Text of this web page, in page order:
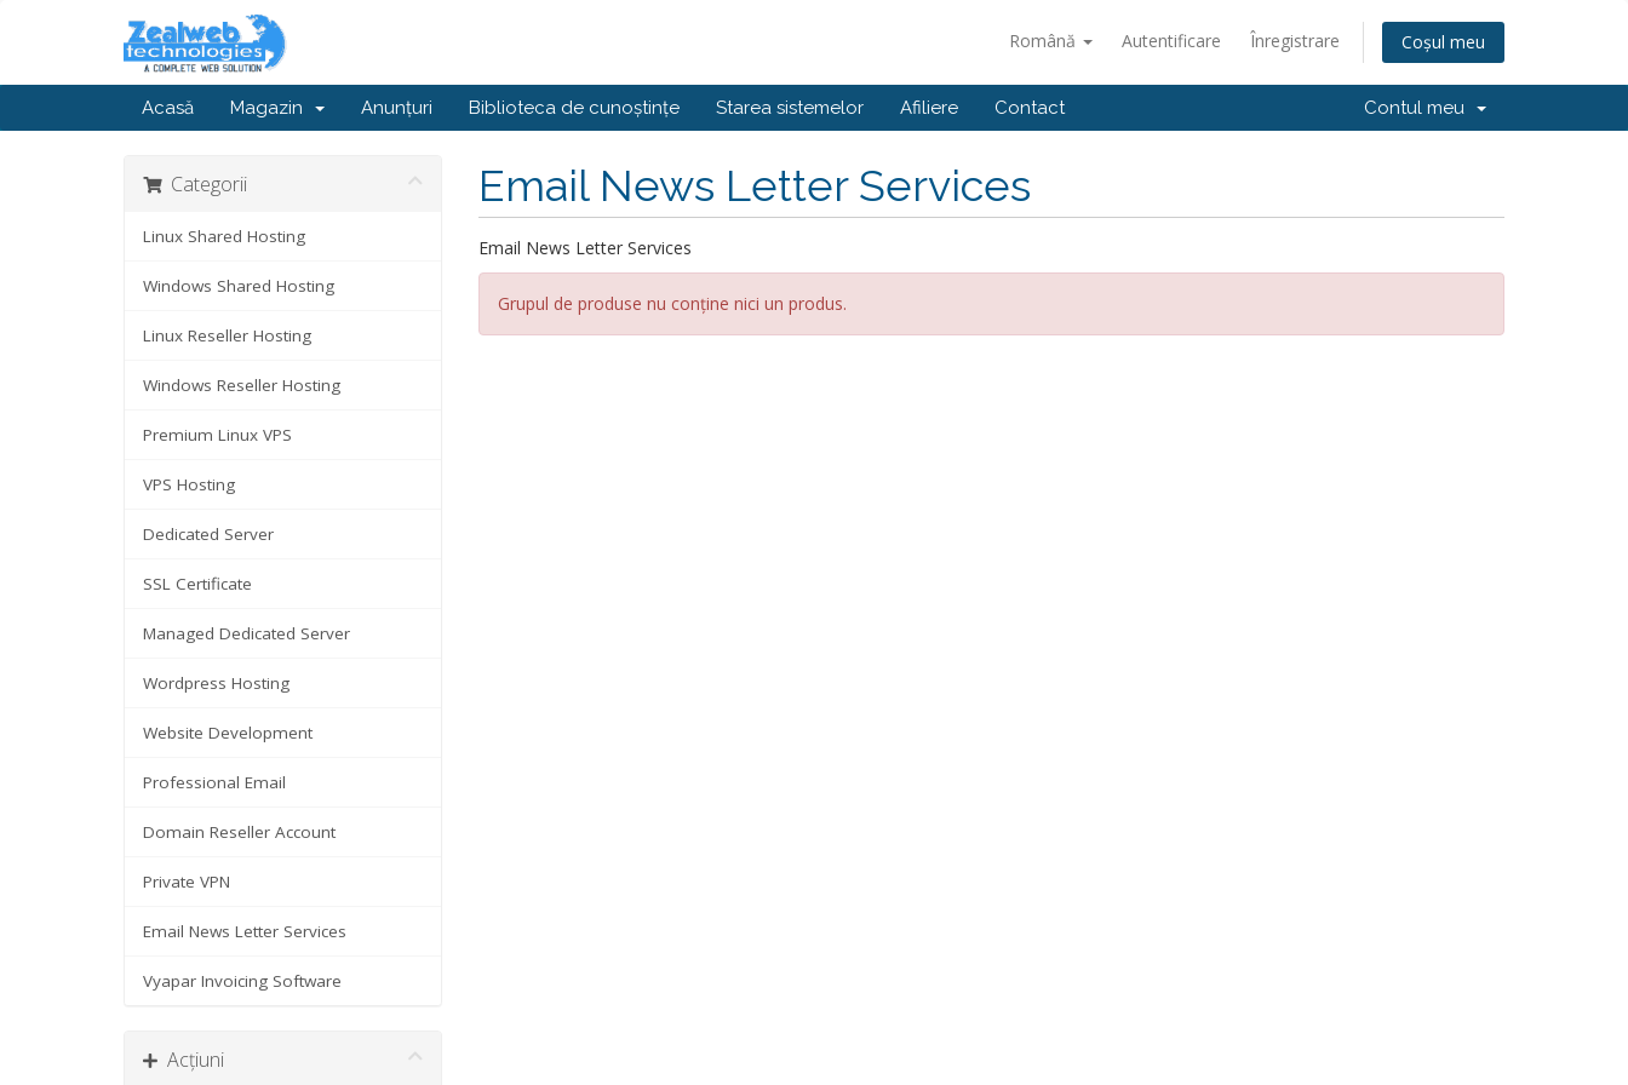
Română Autentificare Înregistrare Coșul meu
Acasă Magazin Anunțuri Biblioteca de cunoștințe Starea sistemelor Afiliere Contact Contul meu
Categorii
Linux Shared Hosting
Windows Shared Hosting
Linux Reseller Hosting
Windows Reseller Hosting
Premium Linux VPS
VPS Hosting
Dedicated Server
SSL Certificate
Managed Dedicated Server
Wordpress Hosting
Website Development
Professional Email
Domain Reseller Account
Private VPN
Email News Letter Services
Vyapar Invoicing Software
Acțiuni
Email News Letter Services
Email News Letter Services
Grupul de produse nu conține nici un produs.